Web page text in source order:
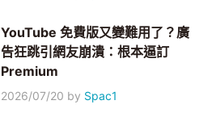
YouTube 免費版又變難用了？廣
告狂跳引網友崩潰：根本逼訂
Premium
2026/07/20 by Spac1